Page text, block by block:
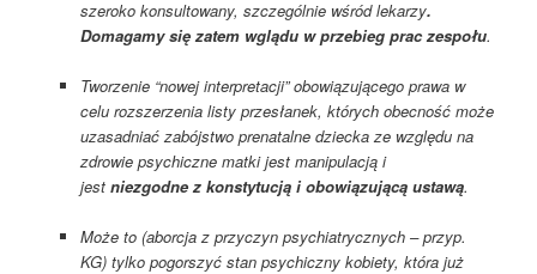
szeroko konsultowany, szczególnie wśród lekarzy.
Domagamy się zatem wglądu w przebieg prac zespołu.
Tworzenie “nowej interpretacji” obowiązującego prawa w
celu rozszerzenia listy przesłanek, których obecność może
uzasadniać zabójstwo prenatalne dziecka ze względu na
zdrowie psychiczne matki jest manipulacją i
jest niezgodne z konstytucją i obowiązującą ustawą.
Może to (aborcja z przyczyn psychiatrycznych – przyp.
KG) tylko pogorszyć stan psychiczny kobiety, która już